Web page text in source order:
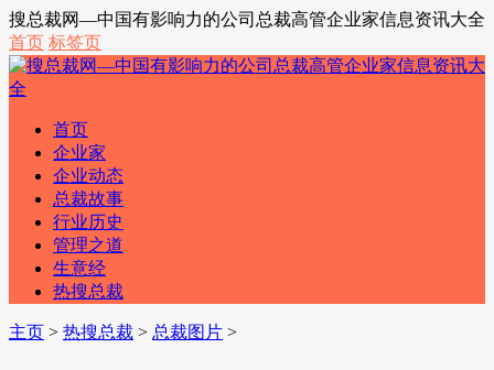
搜总裁网—中国有影响力的公司总裁高管企业家信息资讯大全
首页 标签页
首页
企业家
企业动态
总裁故事
行业历史
管理之道
生意经
热搜总裁
主页 > 热搜总裁 > 总裁图片 >